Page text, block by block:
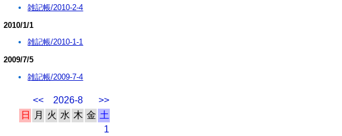
雑記帳/2010-2-4
2010/1/1
雑記帳/2010-1-1
2009/7/5
雑記帳/2009-7-4
<< 2026-8
>>
日
月 火 水 木 金 土
1